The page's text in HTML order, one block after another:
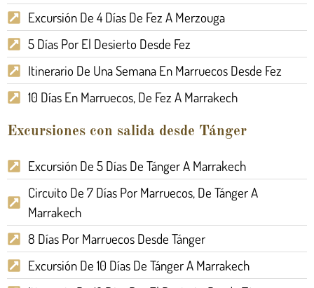
Excursión De 4 Días De Fez A Merzouga
5 Días Por El Desierto Desde Fez
Itinerario De Una Semana En Marruecos Desde Fez
10 Días En Marruecos, De Fez A Marrakech
Excursiones con salida desde Tánger
Excursión De 5 Días De Tánger A Marrakech
Circuito De 7 Días Por Marruecos, De Tánger A
Marrakech
8 Días Por Marruecos Desde Tánger
Excursión De 10 Días De Tánger A Marrakech